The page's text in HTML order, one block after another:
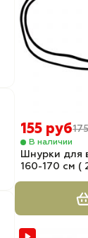
155 руб
В наличии
Шнурки для
160-170 см (